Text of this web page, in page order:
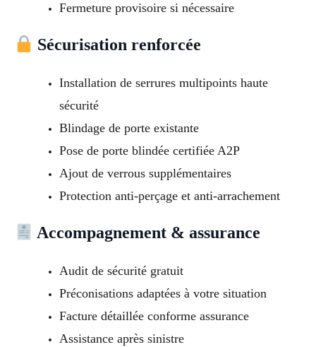
Fermeture provisoire si nécessaire
Sécurisation renforcée
Installation de serrures multipoints haute
sécurité
Blindage de porte existante
Pose de porte blindée certifiée A2P
Ajout de verrous supplémentaires
Protection anti-perçage et anti-arrachement
Accompagnement & assurance
Audit de sécurité gratuit
Préconisations adaptées à votre situation
Facture détaillée conforme assurance
Assistance après sinistre